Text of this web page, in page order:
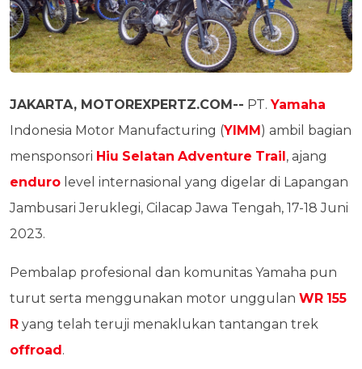
JAKARTA, MOTOREXPERTZ.COM-- PT.Yamaha
Indonesia Motor Manufacturing (YIMM) ambil bagian
mensponsori Hiu Selatan Adventure Trail, ajang
enduro level internasional yang digelar di Lapangan
Jambusari Jeruklegi, Cilacap Jawa Tengah, 17-18 Juni
2023.
Pembalap profesional dan komunitas Yamaha pun
turut serta menggunakan motor unggulan WR 155
R yang telah teruji menaklukan tantangan trek
offroad.